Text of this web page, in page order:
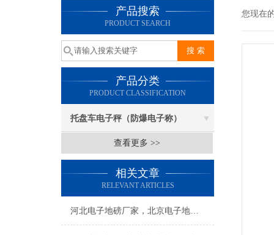
产品搜索
PRODUCT SEARCH
产品分类
PRODUCT CLASSIFICATION
托盘车电子秤（防爆电子称）
查看更多 >>
相关文章
RELEVANT ARTICLES
河北电子地磅厂家，北京电子地磅厂家；天津电子地磅厂家；山西电子地磅厂家；内蒙古电子地磅厂家
您现在